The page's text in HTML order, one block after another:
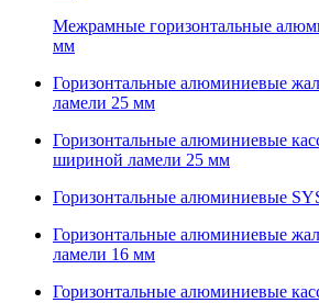
Межрамные горизонтальные
мм
Горизонтальные алюминиевые
ламели 25 мм
Горизонтальные алюминиевые
шириной ламели 25 мм
Горизонтальные алюминиевые
Горизонтальные алюминиевые
ламели 16 мм
Горизонтальные алюминиевые